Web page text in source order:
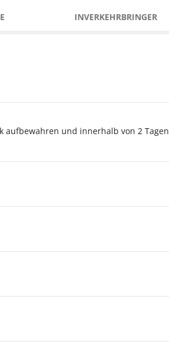
INVERKEHRBRINGER
aufbewahren und innerhalb von 2 Tagen